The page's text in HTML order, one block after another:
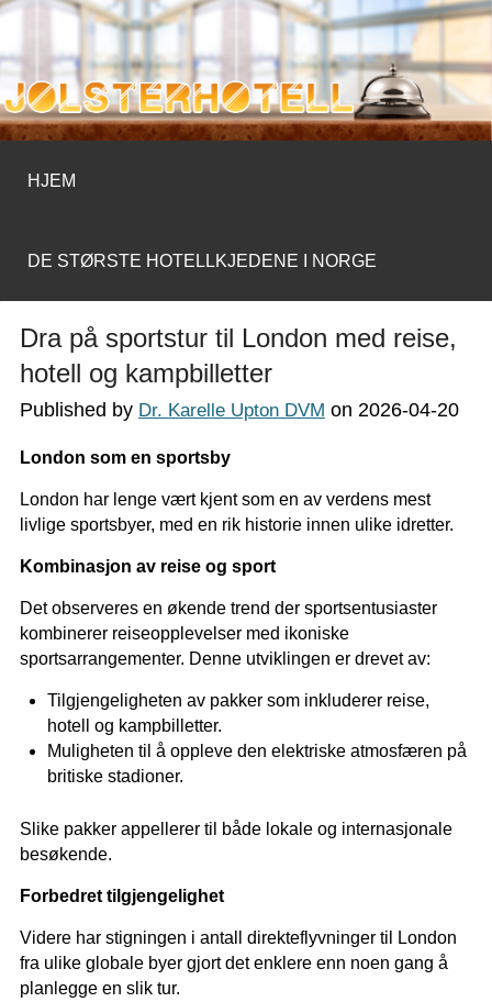
JOLSTERHOTELL.COM
HJEM
DE STØRSTE HOTELLKJEDENE I NORGE
Dra på sportstur til London med reise,
hotell og kampbilletter
Published by Dr. Karelle Upton DVM on 2026-04-20
London som en sportsby
London har lenge vært kjent som en av verdens mest
livlige sportsbyer, med en rik historie innen ulike idretter.
Kombinasjon av reise og sport
Det observeres en økende trend der sportsentusiaster
kombinerer reiseopplevelser med ikoniske
sportsarrangementer. Denne utviklingen er drevet av:
Tilgjengeligheten av pakker som inkluderer reise,
hotell og kampbilletter.
Muligheten til å oppleve den elektriske atmosfæren på
britiske stadioner.
Slike pakker appellerer til både lokale og internasjonale
besøkende.
Forbedret tilgjengelighet
Videre har stigningen i antall direkteflyvninger til London
fra ulike globale byer gjort det enklere enn noen gang å
planlegge en slik tur.